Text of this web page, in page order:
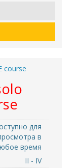
для
в
время
II - IV